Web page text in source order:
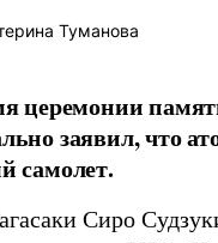
Туманова
церемонии
заявил, что
самолет.
Сиро